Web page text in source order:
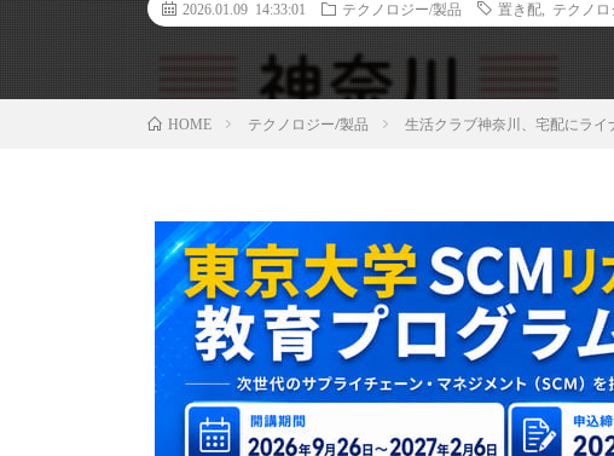
2026.01.09 14:33:01 テクノロジー/製品 置き配 テクノロ
HOME テクノロジー/製品 生活クラブ神奈川、宅配にラ